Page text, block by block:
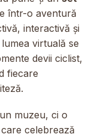
într-o aventură
interactivă și
virtuală se
devii ciclist,
fiecare
muzeu, ci o
celebrează